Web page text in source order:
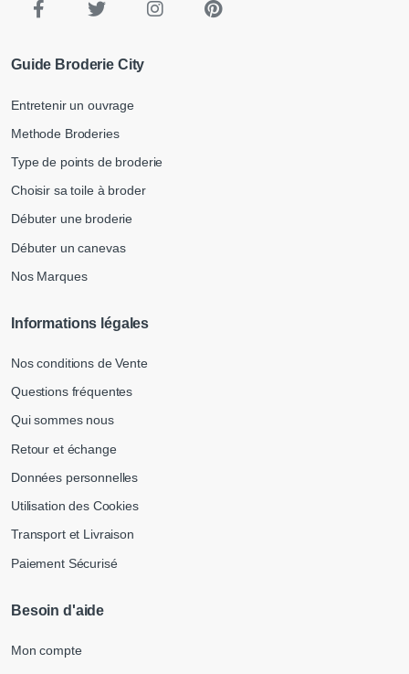
Guide Broderie City
Entretenir un ouvrage
Methode Broderies
Type de points de broderie
Choisir sa toile à broder
Débuter une broderie
Débuter un canevas
Nos Marques
Informations légales
Nos conditions de Vente
Questions fréquentes
Qui sommes nous
Retour et échange
Données personnelles
Utilisation des Cookies
Transport et Livraison
Paiement Sécurisé
Besoin d'aide
Mon compte